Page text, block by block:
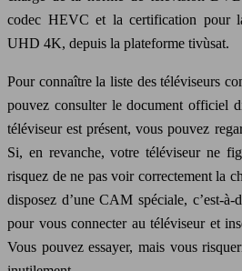
codec HEVC et la certification pour
UHD 4K, depuis la plateforme tivùsat.
Pour connaître la liste des téléviseurs
pouvez consulter le document officiel
téléviseur est présent, vous pouvez
Si, en revanche, votre téléviseur ne
risquez de ne pas voir correctement la
disposez d’une CAM spéciale, c’est-
pour vous connecter au téléviseur et
Vous pouvez essayer, mais vous